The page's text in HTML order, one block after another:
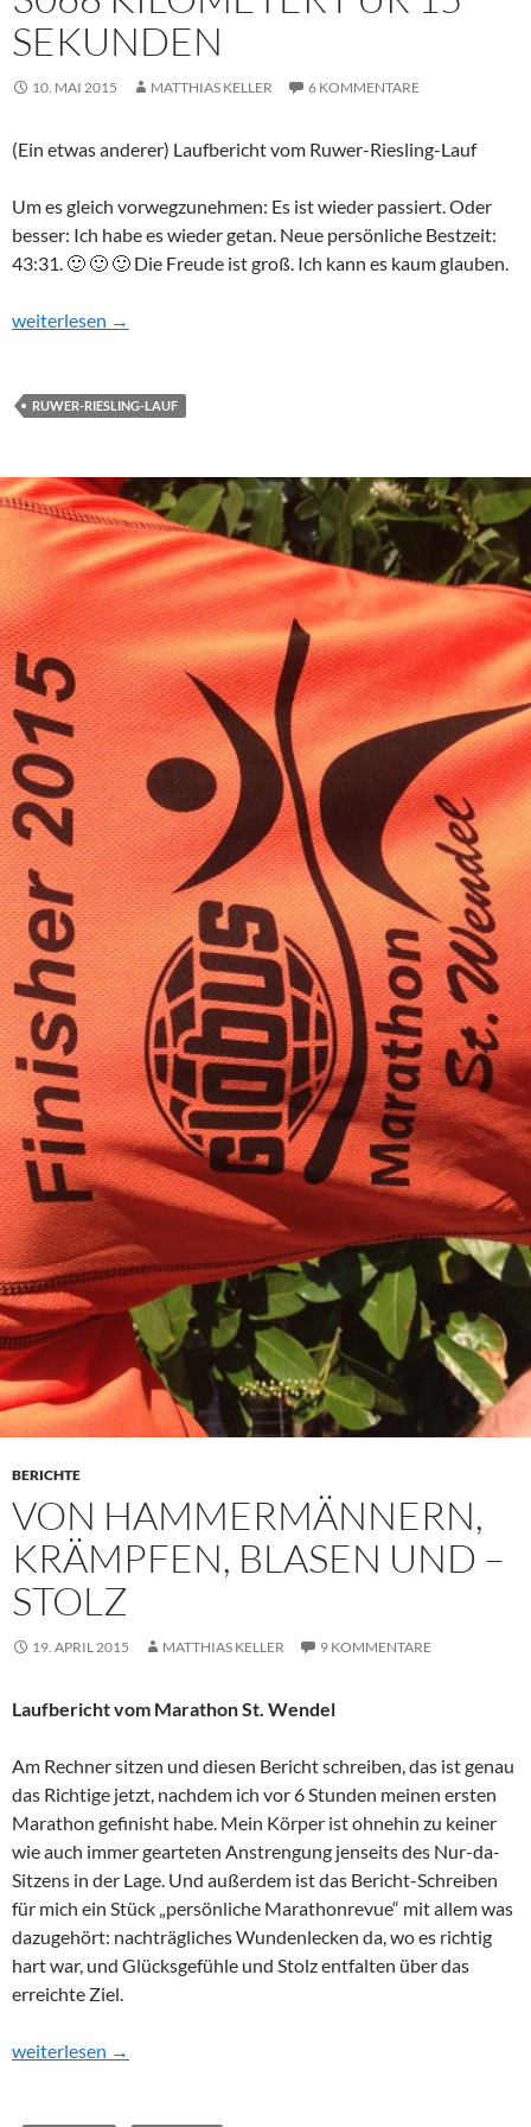
SEKUNDEN
10. MAI 2015 MATTHIAS KELLER 6 KOMMENTARE
(Ein etwas anderer) Laufbericht vom Ruwer-Riesling-Lauf
Um es gleich vorwegzunehmen: Es ist wieder passiert. Oder
besser: Ich habe es wieder getan. Neue persönliche Bestzeit:
43:31. 🙂 🙂 🙂 Die Freude ist groß. Ich kann es kaum glauben.
3068 Kilometer für 15 Sekunden
weiterlesen →
RUWER-RIESLING-LAUF
BERICHTE
VON HAMMERMÄNNERN,
KRÄMPFEN, BLASEN UND –
STOLZ
19. APRIL 2015 MATTHIAS KELLER 9 KOMMENTARE
Laufbericht vom Marathon St. Wendel
Am Rechner sitzen und diesen Bericht schreiben, das ist genau
das Richtige jetzt, nachdem ich vor 6 Stunden meinen ersten
Marathon gefinisht habe. Mein Körper ist ohnehin zu keiner
wie auch immer gearteten Anstrengung jenseits des Nur-da-
Sitzens in der Lage. Und außerdem ist das Bericht-Schreiben
für mich ein Stück „persönliche Marathonrevue“ mit allem was
dazugehört: nachträgliches Wundenlecken da, wo es richtig
hart war, und Glücksgefühle und Stolz entfalten über das
erreichte Ziel.
Von Hammermännern, Krämpfen, Blasen und – Stolz
weiterlesen →